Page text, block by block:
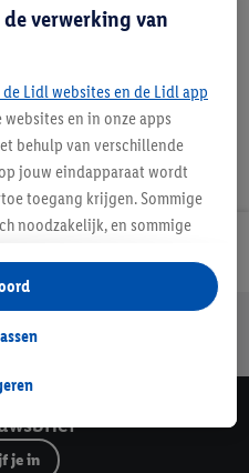
je in
verwerking van
Lidl websites en de Lidl app
en in onze apps
behulp van verschillende
jouw eindapparaat wordt
toegang krijgen. Sommige
noodzakelijk, en sommige
het verzamelen en
het tonen van
en buiten de Lidl-diensten.
in de winkel ook voor de
ons voor het personaliseren
Lidl Plus-account